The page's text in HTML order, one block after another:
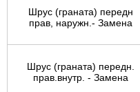
Шрус (граната) передн
прав, наружн.- Замена
Шрус (граната) передн.
прав.внутр. - Замена